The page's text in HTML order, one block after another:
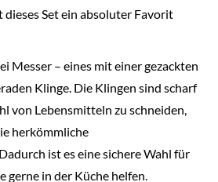
Set ein absoluter Favorit
Messer – eines mit einer gezackten
Klinge. Die Klingen sind scharf
von Lebensmitteln zu schneiden,
herkömmliche
ist es eine sichere Wahl für
gerne in der Küche helfen.